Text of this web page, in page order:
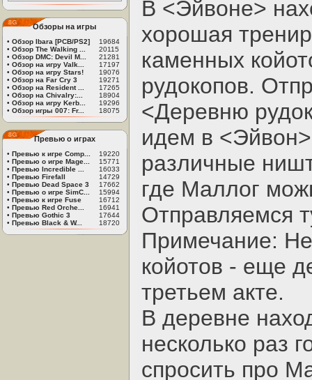
Обзоры на игры
• Обзор Ibara [PCB/PS2]
19684
• Обзор The Walking ...
20115
• Обзор DMC: Devil M...
21281
• Обзор на игру Valk...
17197
• Обзор на игру Stars!
19076
• Обзор на Far Cry 3
19271
• Обзор на Resident ...
17265
• Обзор на Chivalry:...
18904
• Обзор на игру Kerb...
19296
• Обзор игры 007: Fr... 18075
Превью о играх
• Превью к игре Comp...
19220
• Превью о игре Mage...
15771
• Превью Incredible ...
16033
• Превью Firefall
14729
• Превью Dead Space 3
17662
• Превью о игре SimC...
15994
• Превью к игре Fuse
16712
• Превью Red Orche...
16941
• Превью Gothic 3
17644
• Превью Black & W... 18720
В <Эйвоне>
хорошая
каменных
рудокопов.
<Деревню
идем в
различные
где Маллог
Отправляемся
Примечание:
койотов - еще
третьем акте.
В деревне
несколько раз
спросить про